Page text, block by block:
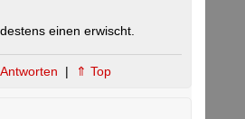
einen erwischt.
Antworten | ⇑ Top